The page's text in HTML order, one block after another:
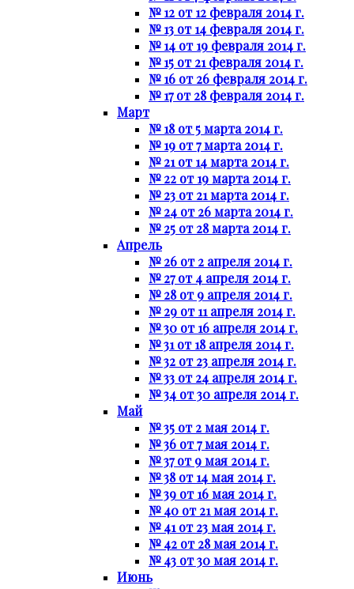
№ 12 от 12 февраля 2014 г.
№ 13 от 14 февраля 2014 г.
№ 14 от 19 февраля 2014 г.
№ 15 от 21 февраля 2014 г.
№ 16 от 26 февраля 2014 г.
№ 17 от 28 февраля 2014 г.
Март
№ 18 от 5 марта 2014 г.
№ 19 от 7 марта 2014 г.
№ 21 от 14 марта 2014 г.
№ 22 от 19 марта 2014 г.
№ 23 от 21 марта 2014 г.
№ 24 от 26 марта 2014 г.
№ 25 от 28 марта 2014 г.
Апрель
№ 26 от 2 апреля 2014 г.
№ 27 от 4 апреля 2014 г.
№ 28 от 9 апреля 2014 г.
№ 29 от 11 апреля 2014 г.
№ 30 от 16 апреля 2014 г.
№ 31 от 18 апреля 2014 г.
№ 32 от 23 апреля 2014 г.
№ 33 от 24 апреля 2014 г.
№ 34 от 30 апреля 2014 г.
Май
№ 35 от 2 мая 2014 г.
№ 36 от 7 мая 2014 г.
№ 37 от 9 мая 2014 г.
№ 38 от 14 мая 2014 г.
№ 39 от 16 мая 2014 г.
№ 40 от 21 мая 2014 г.
№ 41 от 23 мая 2014 г.
№ 42 от 28 мая 2014 г.
№ 43 от 30 мая 2014 г.
Июнь